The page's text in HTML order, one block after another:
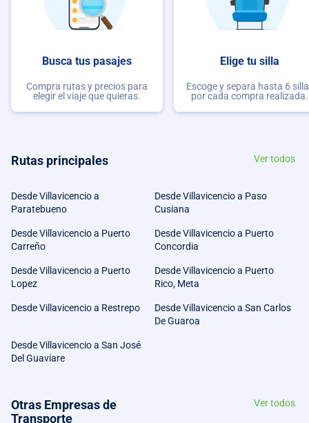
Busca tus pasajes
Compra rutas y precios para
elegir el viaje que quieras.
Elige tu silla
Escoge y separa hasta 6
por cada compra realizada.
Rutas principales Ver todos
Desde Villavicencio a
Paratebueno
Desde Villavicencio a Paso
Cusiana
Desde Villavicencio a Puerto
Carreño
Desde Villavicencio a Puerto
Concordia
Desde Villavicencio a Puerto
Lopez
Desde Villavicencio a Puerto
Rico, Meta
Desde Villavicencio a Restrepo
Desde Villavicencio a San Carlos
De Guaroa
Desde Villavicencio a San José
Del Guaviare
Otras Empresas de
Transporte
Ver todos